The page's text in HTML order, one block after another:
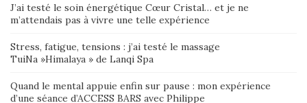
J’ai testé le soin énergétique Cœur Cristal… et je ne
m’attendais pas à vivre une telle expérience
Stress, fatigue, tensions : j’ai testé le massage
TuiNa »Himalaya » de Lanqi Spa
Quand le mental appuie enfin sur pause : mon expérience
d’une séance d’ACCESS BARS avec Philippe